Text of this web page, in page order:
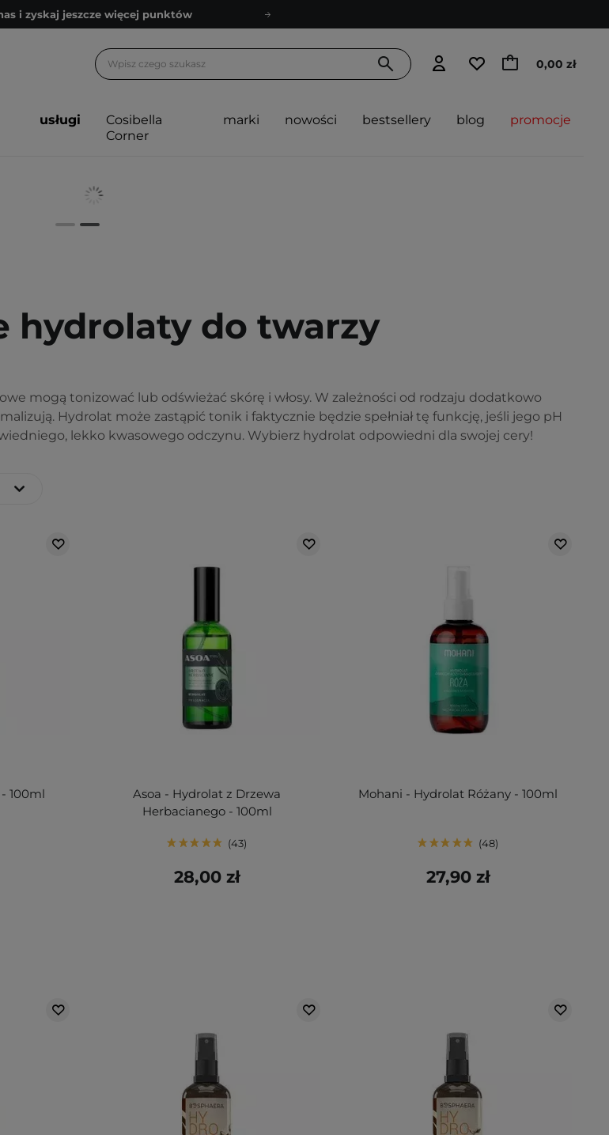
i zyskaj jeszcze więcej punktów
konsultacje kosmetologiczne
i zyskaj jeszcze więcej punktów
0,00 zł
usługi
Cosibella
Corner
marki nowości bestsellery blog promocje
hydrolaty do twarzy
mogą tonizować lub odświeżać skórę i włosy. W zależności od rodzaju dodatkowo
Hydrolat może zastąpić tonik i faktycznie będzie spełniał tę funkcję, jeśli jego pH
lekko kwasowego odczynu. Wybierz hydrolat odpowiedni dla swojej cery!
100ml
Asoa - Hydrolat z Drzewa
Herbacianego - 100ml
43
28,00 zł
Mohani - Hydrolat Różany - 100ml
48
27,90 zł